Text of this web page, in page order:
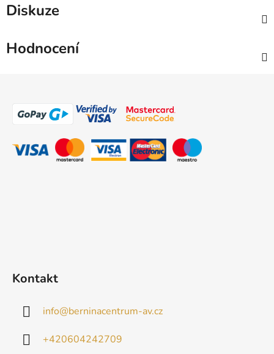
Diskuze
Hodnocení
Kontakt
info@berninacentrum-av.cz
+420604242709